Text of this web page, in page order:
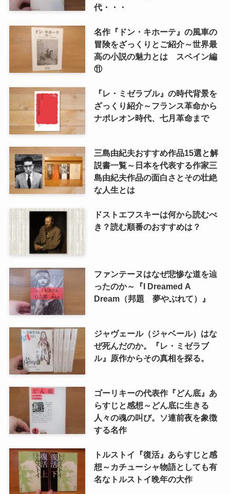
代・・・
名作『ドン・キホーテ』の風車の
冒険をざっくりとご紹介～世界最
高の小説の魅力とは スペイン編
⑪
『レ・ミゼラブル』の時代背景を
ざっくり紹介～フランス革命から
ナポレオン時代、七月革命まで
三島由紀夫おすすめ作品15選と解
説書一覧～日本を代表する作家三
島由紀夫作品の面白さとその壮絶
な人生とは
ドストエフスキーは何から読むべ
き？読む順番のおすすめは？
ファンテーヌはなぜ悲惨な道を辿
ったのか～『I Dreamed A
Dream（邦題 夢やぶれて）』
ジャヴェール（ジャベール）はな
ぜ死んだのか。『レ・ミゼラブ
ル』原作からその真相を探る。
ゴーリキーの代表作『どん底』あ
らすじと感想～どん底に生きる
人々の魂の叫び。ソ連前夜を象徴
する名作
トルストイ『復活』あらすじと感
想～カチューシャ物語としても有
名なトルストイ晩年の大作